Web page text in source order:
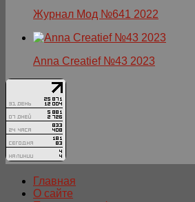
Журнал Мод №641 2022
Anna Creatief №43 2023
Главная
О сайте